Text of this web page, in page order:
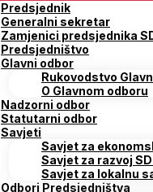
Predsjednik
Generalni sekretar
Zamjenici predsjednika
Predsjedništvo
Glavni odbor
Rukovodstvo
O Glavnom odboru
Nadzorni odbor
Statutarni odbor
Savjeti
Savjet za
Savjet za razvoj
Savjet za lokalnu
Odbori Predsjedništva